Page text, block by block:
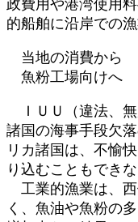
政費用や港湾使用
的船舶に沿岸での
当地の消費から
魚粉工場向けへ
ＩＵＵ（違法、無
諸国の海事手段欠
リカ諸国は、不愉
り込むこともできな
工業的漁業は、
く、魚油や魚粉の